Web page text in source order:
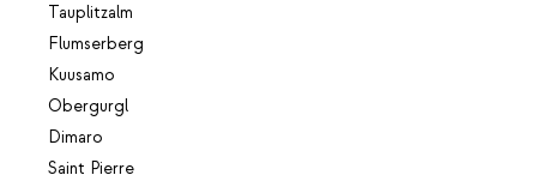
Tauplitzalm
Flumserberg
Kuusamo
Obergurgl
Dimaro
Saint Pierre